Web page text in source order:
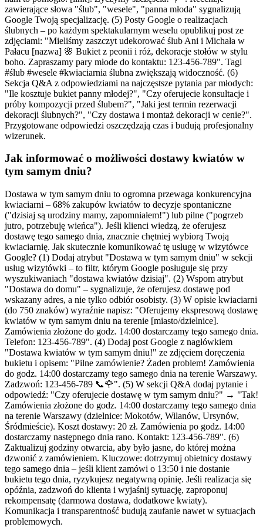
zawierające słowa "ślub", "wesele", "panna młoda" sygnalizują
Google Twoją specjalizację. (5) Posty Google o realizacjach
ślubnych – po każdym spektakularnym weselu opublikuj post ze
zdjęciami: "Mieliśmy zaszczyt udekorować ślub Ani i Michała w
Pałacu [nazwa] 🌸 Bukiet z peonii i róż, dekoracje stołów w stylu
boho. Zapraszamy pary młode do kontaktu: 123-456-789". Tagi
#ślub #wesele #kwiaciarnia ślubna zwiększają widoczność. (6)
Sekcja Q&A z odpowiedziami na najczęstsze pytania par młodych:
"Ile kosztuje bukiet panny młodej?", "Czy oferujecie konsultacje i
próby kompozycji przed ślubem?", "Jaki jest termin rezerwacji
dekoracji ślubnych?", "Czy dostawa i montaż dekoracji w cenie?".
Przygotowane odpowiedzi oszczędzają czas i budują profesjonalny
wizerunek.
Jak informować o możliwości dostawy kwiatów w
tym samym dniu?
Dostawa w tym samym dniu to ogromna przewaga konkurencyjna
kwiaciarni – 68% zakupów kwiatów to decyzje spontaniczne
("dzisiaj są urodziny mamy, zapomniałem!") lub pilne ("pogrzeb
jutro, potrzebuję wieńca"). Jeśli klienci wiedzą, że oferujesz
dostawę tego samego dnia, znacznie chętniej wybiorą Twoją
kwiaciarnię. Jak skutecznie komunikować tę usługę w wizytówce
Google? (1) Dodaj atrybut "Dostawa w tym samym dniu" w sekcji
usług wizytówki – to filtr, którym Google posługuje się przy
wyszukiwaniach "dostawa kwiatów dzisiaj". (2) Wspom atrybut
"Dostawa do domu" – sygnalizuje, że oferujesz dostawę pod
wskazany adres, a nie tylko odbiór osobisty. (3) W opisie kwiaciarni
(do 750 znaków) wyraźnie napisz: "Oferujemy ekspresową dostawę
kwiatów w tym samym dniu na terenie [miasto/dzielnice].
Zamówienia złożone do godz. 14:00 dostarczamy tego samego dnia.
Telefon: 123-456-789". (4) Dodaj post Google z nagłówkiem
"Dostawa kwiatów w tym samym dniu!" ze zdjęciem doręczenia
bukietu i opisem: "Pilne zamówienie? Żaden problem! Zamówienia
do godz. 14:00 dostarczamy tego samego dnia na terenie Warszawy.
Zadzwoń: 123-456-789 📞🌹". (5) W sekcji Q&A dodaj pytanie i
odpowiedź: "Czy oferujecie dostawę w tym samym dniu?" → "Tak!
Zamówienia złożone do godz. 14:00 dostarczamy tego samego dnia
na terenie Warszawy (dzielnice: Mokotów, Wilanów, Ursynów,
Śródmieście). Koszt dostawy: 20 zł. Zamówienia po godz. 14:00
dostarczamy następnego dnia rano. Kontakt: 123-456-789". (6)
Zaktualizuj godziny otwarcia, aby było jasne, do której można
dzwonić z zamówieniem. Kluczowe: dotrzymuj obietnicy dostawy
tego samego dnia – jeśli klient zamówi o 13:50 i nie dostanie
bukietu tego dnia, ryzykujesz negatywną opinię. Jeśli realizacja się
opóźnia, zadzwoń do klienta i wyjaśnij sytuację, zaproponuj
rekompensatę (darmowa dostawa, dodatkowe kwiaty).
Komunikacja i transparentność budują zaufanie nawet w sytuacjach
problemowych.